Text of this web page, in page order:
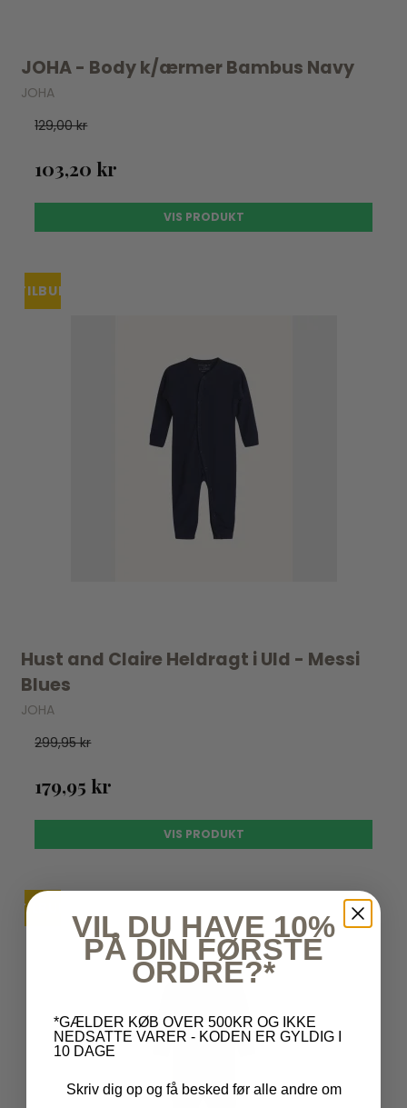
JOHA - Body k/ærmer Bambus Navy
JOHA
129,00 kr
103,20 kr
VIS PRODUKT
TILBUD
Hust and Claire Heldragt i Uld - Messi
Blues
JOHA
299,95 kr
179,95 kr
VIS PRODUKT
TILBUD
VIL DU HAVE 10%
PÅ DIN FØRSTE
ORDRE?*
*GÆLDER KØB OVER 500KR OG IKKE
NEDSATTE VARER - KODEN ER GYLDIG I
10 DAGE
Skriv dig op og få besked før alle andre om